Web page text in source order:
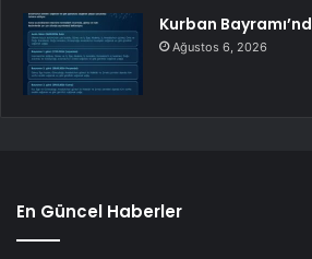
Kurban
Ağustos 6, 2026
En Güncel Haberler